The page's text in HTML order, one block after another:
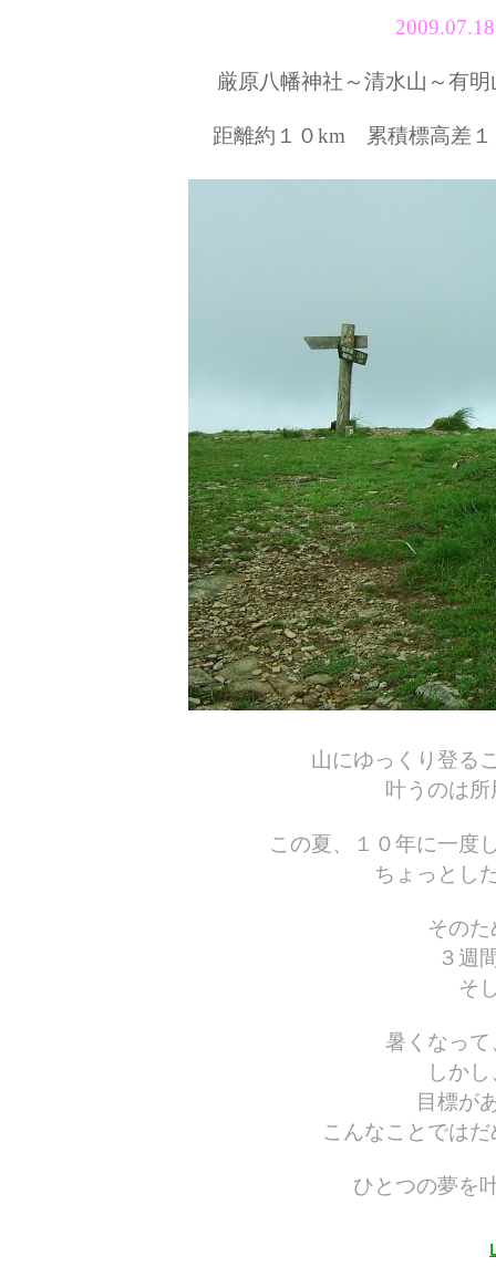
厳原八幡神社～清水山～有
距離約１０km 累積標高差
山にゆっくり登る
叶うのは
この夏、１０年に一度
ちょっとし
その
３週
そ
暑くなっ
しか
目標が
こんなことでは
ひとつの夢を